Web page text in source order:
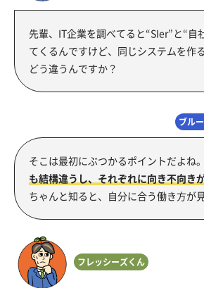
先輩、IT企業を調べてると“SIer”と“自
てくるんですけど、同じシステムを作
どう違うんですか？
ブル
そこは最初にぶつかるポイントだよね。
も結構違うし、それぞれに向き不向き
ちゃんと知ると、自分に合う働き方が
フレッシーズくん